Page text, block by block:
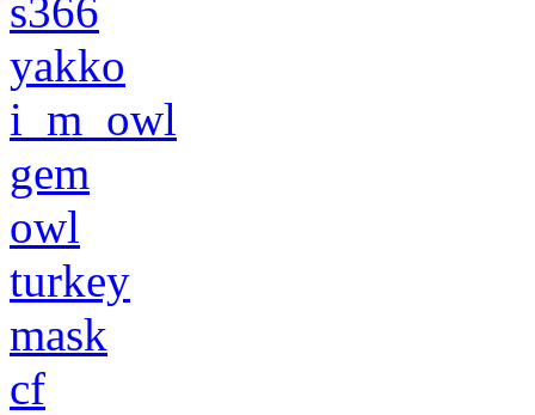
s366
yakko
i_m_owl
gem
owl
turkey
mask
cf